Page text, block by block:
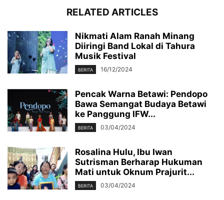
RELATED ARTICLES
Nikmati Alam Ranah Minang
Diiringi Band Lokal di Tahura
Musik Festival
BERITA 16/12/2024
Pencak Warna Betawi: Pendopo
Bawa Semangat Budaya Betawi
ke Panggung IFW...
BERITA 03/04/2024
Rosalina Hulu, Ibu Iwan
Sutrisman Berharap Hukuman
Mati untuk Oknum Prajurit...
BERITA 03/04/2024